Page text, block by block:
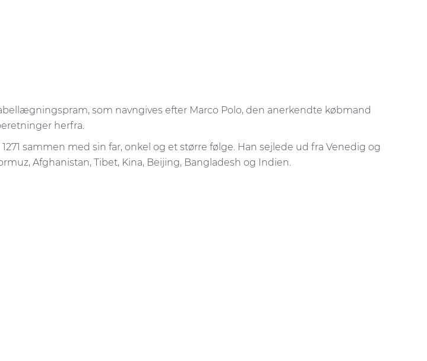
som navngives efter Marco Polo, den anerkendte købmand
herfra.
sammen med sin far, onkel og et større følge. Han sejlede ud fra Venedig og
Afghanistan, Tibet, Kina, Beijing, Bangladesh og Indien.